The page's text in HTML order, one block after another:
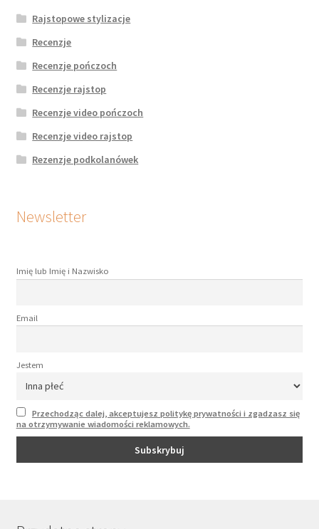
Rajstopowe stylizacje
Recenzje
Recenzje pończoch
Recenzje rajstop
Recenzje video pończoch
Recenzje video rajstop
Rezenzje podkolanówek
Newsletter
Imię lub Imię i Nazwisko
Email
Jestem
Przechodząc dalej, akceptujesz politykę prywatności i zgadzasz się
na otrzymywanie wiadomości reklamowych.